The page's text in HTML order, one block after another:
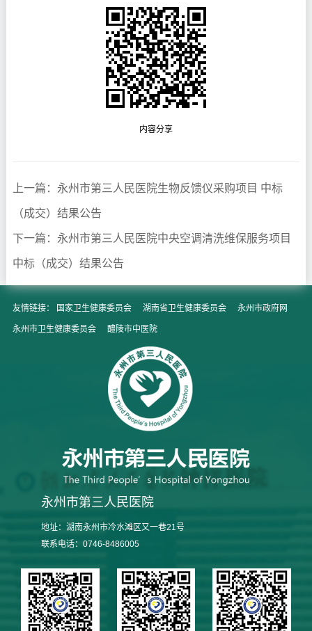
内容分享
上一篇：永州市第三人民医院生物反馈仪采购项目 中标
（成交）结果公告
下一篇：永州市第三人民医院中央空调清洗维保服务项目
中标（成交）结果公告
友情链接： 国家卫生健康委员会 湖南省卫生健康委员会 永州市政府网
永州市卫生健康委员会 醴陵市中医院
永州市第三人民医院
地址：湖南永州市冷水滩区又一巷21号
联系电话：0746-8486005